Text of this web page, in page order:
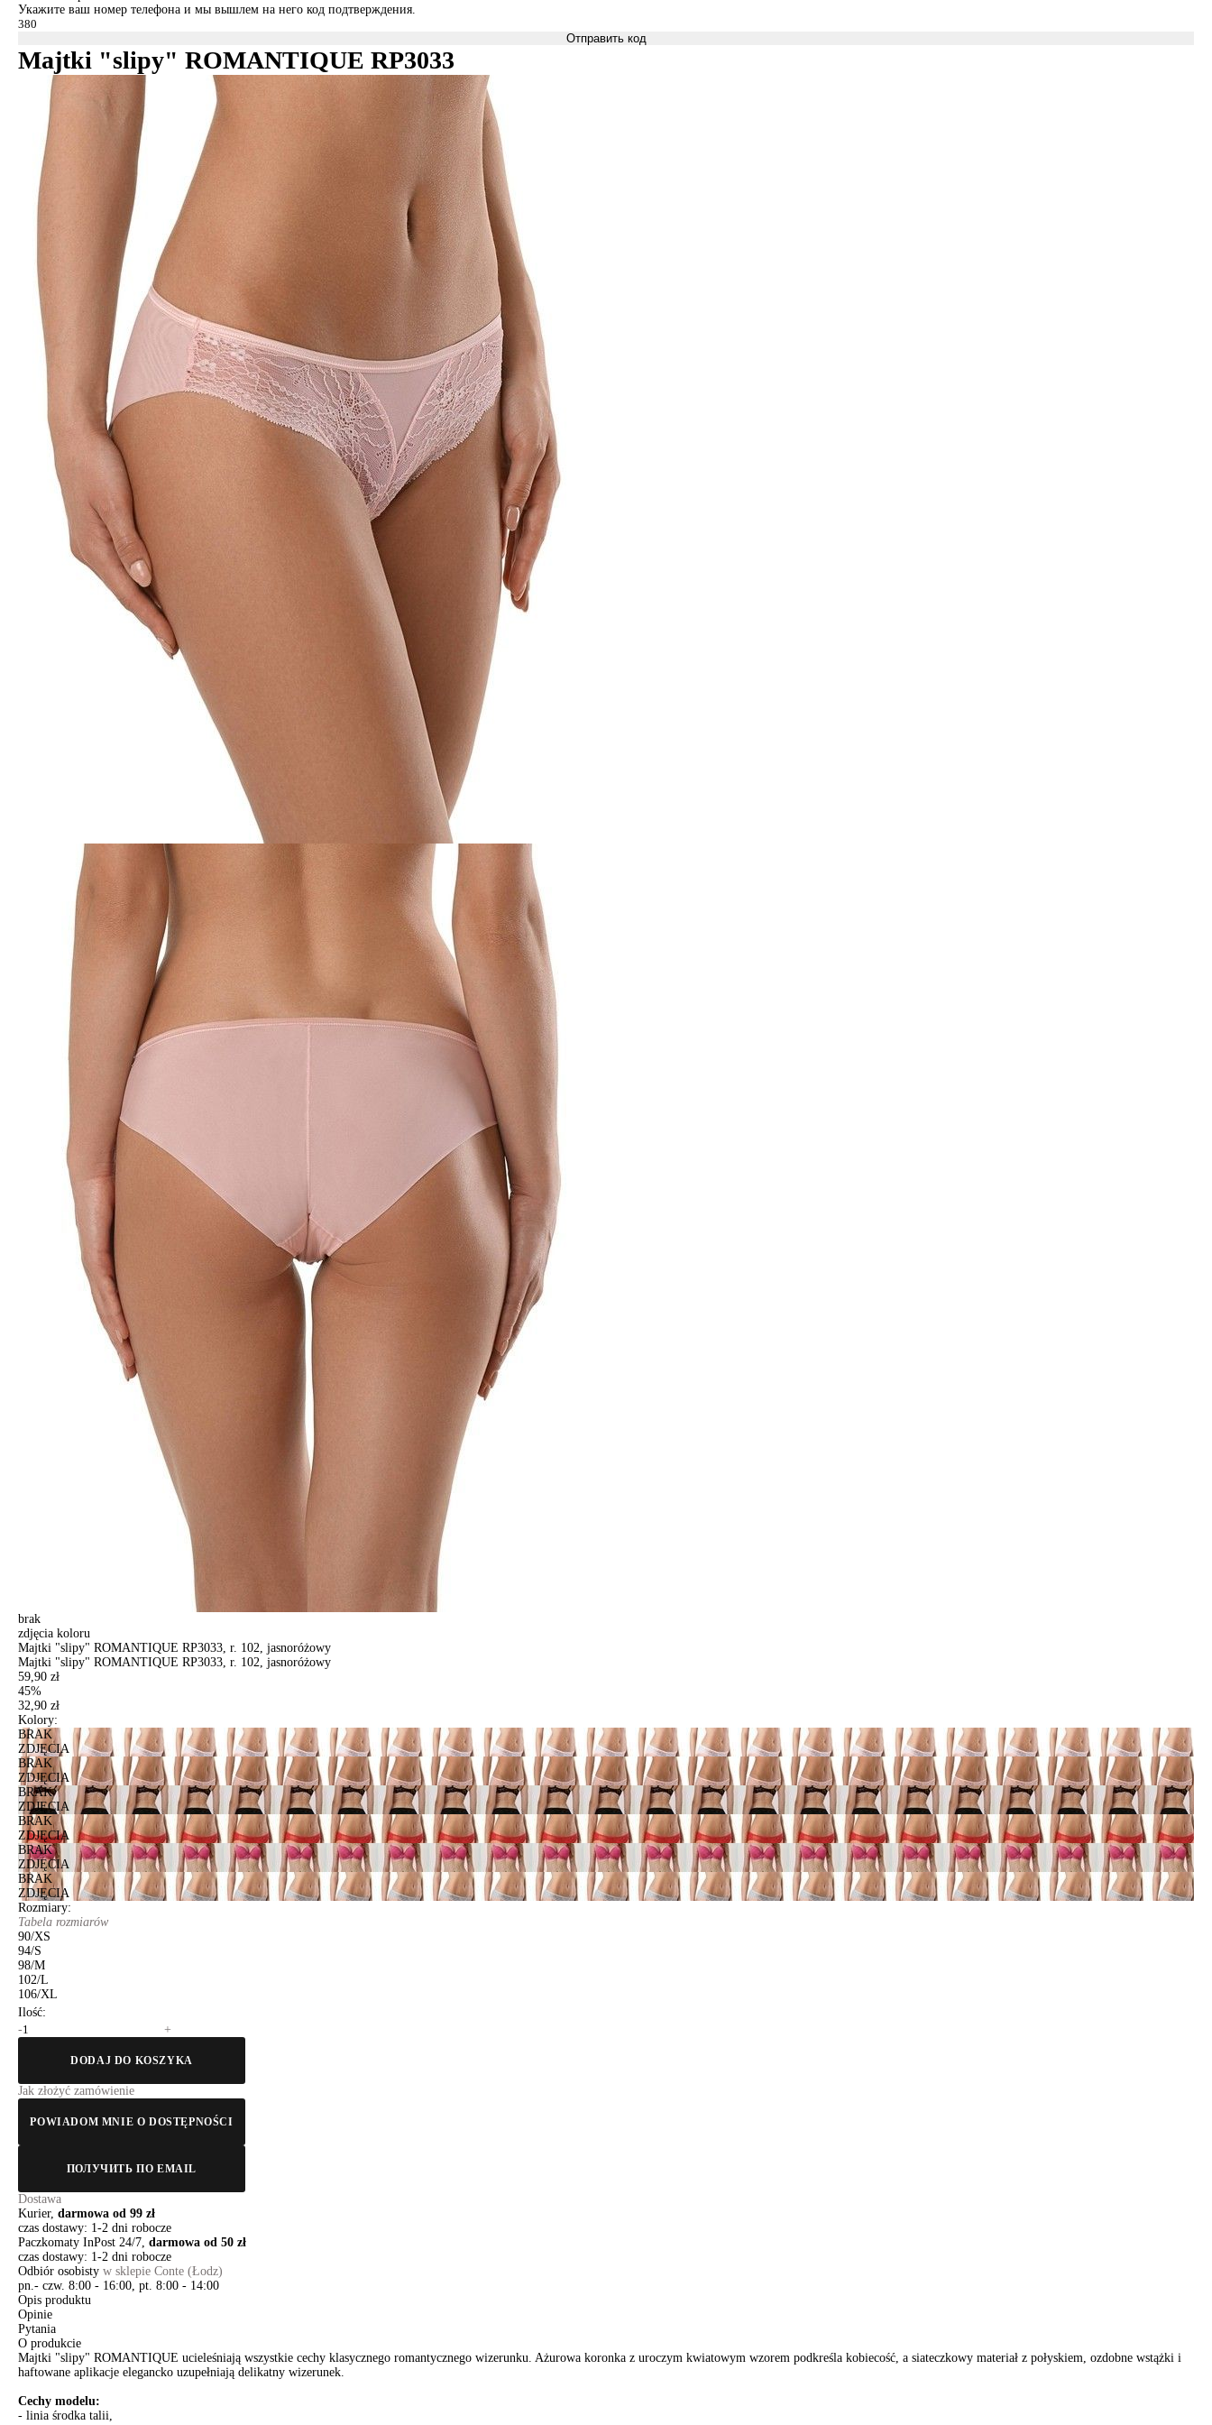
Укажите ваш номер телефона и мы вышлем на него код подтверждения.
Отправить код
Majtki "slipy" ROMANTIQUE RP3033
brak
zdjęcia koloru
Majtki "slipy" ROMANTIQUE RP3033, r. 102, jasnoróżowy
Majtki "slipy" ROMANTIQUE RP3033, r. 102, jasnoróżowy
59,90 zł
45%
32,90 zł
Kolory:
BRAK
ZDJĘCIA
BRAK
ZDJĘCIA
BRAK
ZDJĘCIA
BRAK
ZDJĘCIA
BRAK
ZDJĘCIA
BRAK
ZDJĘCIA
Rozmiary:
Tabela rozmiarów
90/XS
94/S
98/M
102/L
106/XL
Ilość:
-
+
DODAJ DO KOSZYKA
Jak złożyć zamówienie
POWIADOM MNIE O DOSTĘPNOŚCI
ПОЛУЧИТЬ ПО EMAIL
Dostawa
Kurier, darmowa od 99 zł
czas dostawy: 1-2 dni robocze
Paczkomaty InPost 24/7, darmowa od 50 zł
czas dostawy: 1-2 dni robocze
Odbiór osobisty w sklepie Conte (Łodz)
pn.- czw. 8:00 - 16:00, pt. 8:00 - 14:00
Opis produktu
Opinie
Pytania
O produkcie
Majtki "slipy" ROMANTIQUE ucieleśniają wszystkie cechy klasycznego romantycznego wizerunku. Ażurowa koronka z uroczym kwiatowym wzorem podkreśla kobiecość, a siateczkowy materiał z połyskiem, ozdobne wstążki i
haftowane aplikacje elegancko uzupełniają delikatny wizerunek.
Cechy modelu:
- linia środka talii,